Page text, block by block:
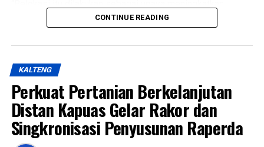
kualitas pelayanan sekaligus menghadirkan fasilitas
lingkungan,” katanya Kamis (6/8/2026).
Ia menjelaskan terkait kondisi RPU lama sudah tidak lagi
layak digunakan karena kondisi bangunan dan fasilitas
pendukung dinilai tidak memadai selain sistem
pengelolaan limbah berpotensi mencemari lingkungan.
Lebih lanjut ia menjelaskan RPU baru telah dilengkapi
CONTINUE READING
KALTENG
Perkuat Pertanian Berkelanjutan
Distan Kapuas Gelar Rakor dan
Singkronisasi Penyusunan Raperda